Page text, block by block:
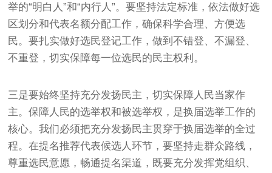
举的“明白人”和“内行人”。要坚持法定标准，依法做好选
区划分和代表名额分配工作，确保科学合理、方便选
民。要扎实做好选民登记工作，做到不错登、不漏登、
不重登，切实保障每一位选民的民主权利。
三是要始终坚持充分发扬民主，切实保障人民当家作
主。保障人民的选举权和被选举权，是换届选举工作的
核心。我们必须把充分发扬民主贯穿于换届选举的全过
程。在提名推荐代表候选人环节，要坚持走群众路线，
尊重选民意愿，畅通提名渠道，既要充分发挥党组织、